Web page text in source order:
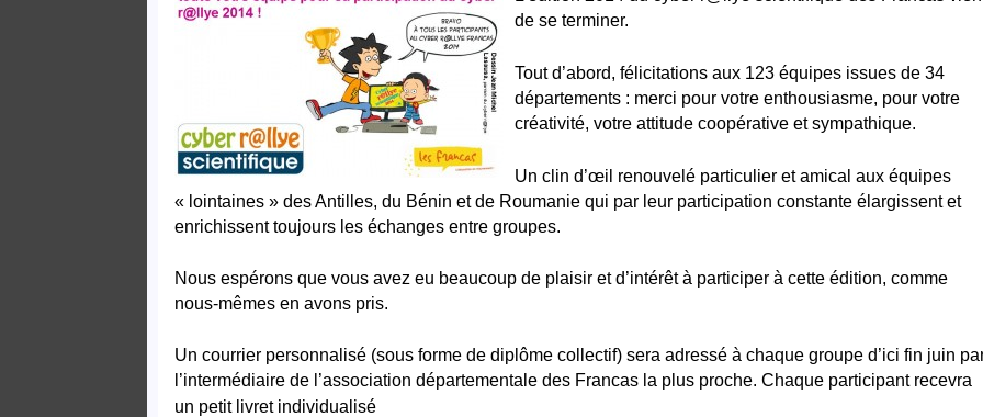
de se terminer.
Tout d’abord, félicitations aux 123 équipes issues de 34
départements : merci pour votre enthousiasme, pour votre
créativité, votre attitude coopérative et sympathique.
Un clin d’œil renouvelé particulier et amical aux équipes
« lointaines » des Antilles, du Bénin et de Roumanie qui par leur participation constante élargissent et
enrichissent toujours les échanges entre groupes.
Nous espérons que vous avez eu beaucoup de plaisir et d’intérêt à participer à cette édition, comme
nous-mêmes en avons pris.
Un courrier personnalisé (sous forme de diplôme collectif) sera adressé à chaque groupe d’ici fin juin
l’intermédiaire de l’association départementale des Francas la plus proche. Chaque participant recevra
un petit livret individualisé